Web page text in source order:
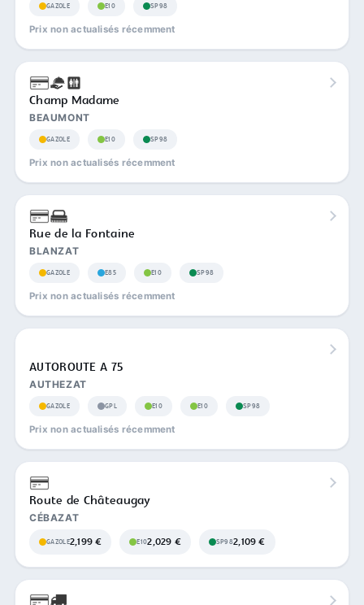
GAZOLE E10 SP98
Prix non actualisés récemment
Champ Madame
BEAUMONT
GAZOLE E10 SP98
Prix non actualisés récemment
Rue de la Fontaine
BLANZAT
GAZOLE E85 E10 SP98
Prix non actualisés récemment
AUTOROUTE A 75
AUTHEZAT
GAZOLE GPL E10 E10 SP98
Prix non actualisés récemment
Route de Châteaugay
CÉBAZAT
GAZOLE2,199 € E102,029 € SP982,109 €